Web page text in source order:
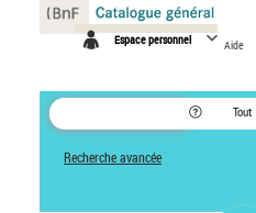
Espace personnel Aide
Tout
Recherche avancée
Panneau de gestion des cookies